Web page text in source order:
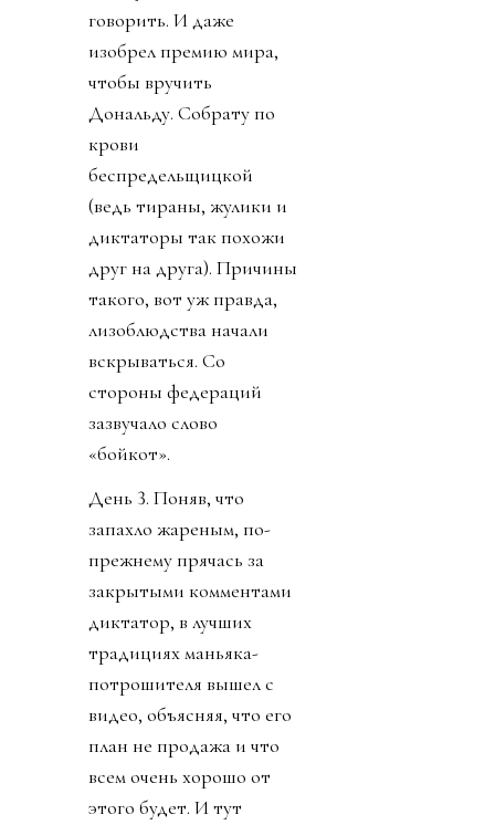
говорить. И даже
изобрел премию мира,
чтобы вручить
Дональду. Собрату по
крови
беспредельщицкой
(ведь тираны, жулики и
диктаторы так похожи
друг на друга). Причины
такого, вот уж правда,
лизоблюдства начали
вскрываться. Со
стороны федераций
зазвучало слово
«бойкот».
День 3. Поняв, что
запахло жареным, по-
прежнему прячась за
закрытыми комментами
диктатор, в лучших
традициях маньяка-
потрошителя вышел с
видео, объясняя, что его
план не продажа и что
всем очень хорошо от
этого будет. И тут